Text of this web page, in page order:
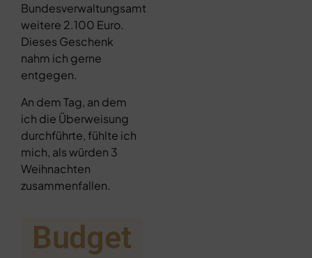
Bundesverwaltungsamt
weitere 2.100 Euro.
Dieses Geschenk
nahm ich gerne
entgegen.
An dem Tag, an dem
ich die Überweisung
durchführte, fühlte ich
mich, als würden 3
Weihnachten
zusammenfallen.
Budget